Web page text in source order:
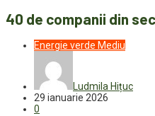
40 de companii din
Energie verde Mediu
Ludmila Hițuc
29 ianuarie 2026
0